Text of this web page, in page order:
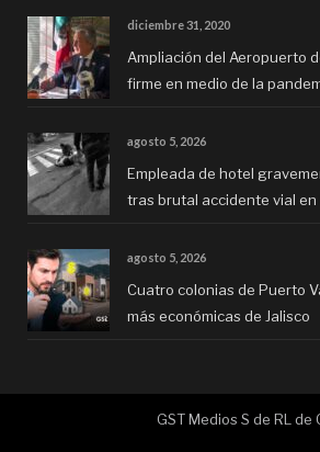
diciembre 31, 2020
Ampliación del Aeropuerto
firme en medio de la
agosto 5, 2026
Empleada de hotel
tras brutal accidente vial en
agosto 5, 2026
Cuatro colonias de Puerto
más económicas de Jalisco
GST Medios S de RL de